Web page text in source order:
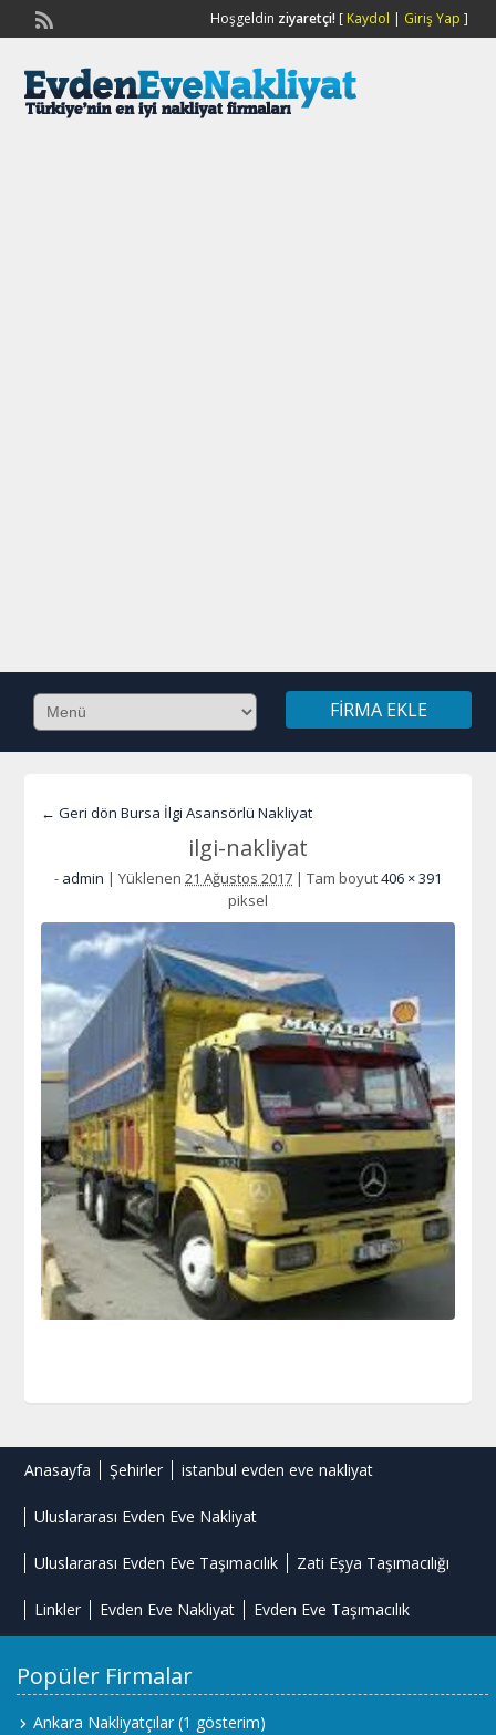
Hoşgeldin ziyaretçi![ Kaydol | Giriş Yap ]
FIRMA EKLE
← Geri dön Bursa İlgi Asansörlü Nakliyat
ilgi-nakliyat
- admin | Yüklenen 21 Ağustos 2017 | Tam boyut406 × 391
piksel
Anasayfa Şehirler istanbul evden eve nakliyat
Uluslararası Evden Eve Nakliyat
Uluslararası Evden Eve Taşımacılık Zati Eşya Taşımacılığı
Linkler Evden Eve Nakliyat Evden Eve Taşımacılık
Popüler Firmalar
Ankara Nakliyatçılar (1 gösterim)